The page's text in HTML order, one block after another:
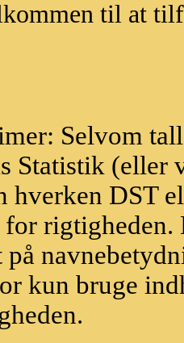
til at
Selvom
Statistik (eller
hverken DST
kun bruge